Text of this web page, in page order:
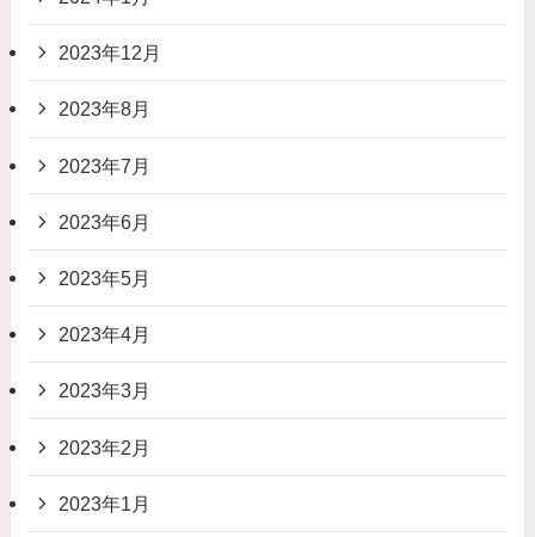
2023年12月
2023年8月
2023年7月
2023年6月
2023年5月
2023年4月
2023年3月
2023年2月
2023年1月